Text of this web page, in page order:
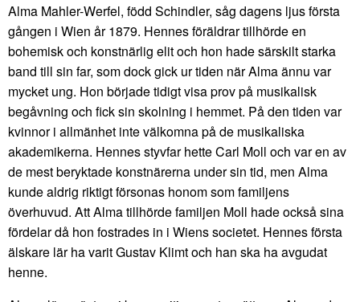
Alma Mahler-Werfel, född Schindler, såg dagens ljus första
gången i Wien år 1879. Hennes föräldrar tillhörde en
bohemisk och konstnärlig elit och hon hade särskilt starka
band till sin far, som dock gick ur tiden när Alma ännu var
mycket ung. Hon började tidigt visa prov på musikalisk
begåvning och fick sin skolning i hemmet. På den tiden var
kvinnor i allmänhet inte välkomna på de musikaliska
akademikerna. Hennes styvfar hette Carl Moll och var en av
de mest beryktade konstnärerna under sin tid, men Alma
kunde aldrig riktigt försonas honom som familjens
överhuvud. Att Alma tillhörde familjen Moll hade också sina
fördelar då hon fostrades in i Wiens societet. Hennes första
älskare lär ha varit Gustav Klimt och han ska ha avgudat
henne.